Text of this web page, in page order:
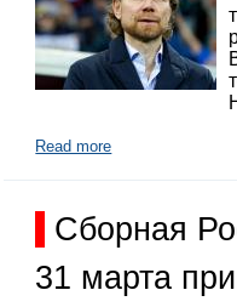
Read more
Сборная
31 марта